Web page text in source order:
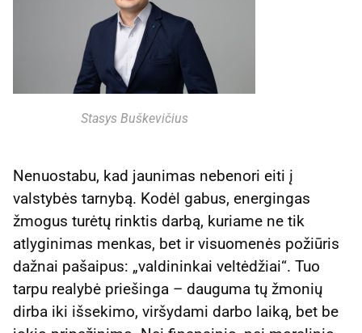
Stasys Buškevičius
Nenuostabu, kad jaunimas nebenori eiti į
valstybės tarnybą. Kodėl gabus, energingas
žmogus turėtų rinktis darbą, kuriame ne tik
atlyginimas menkas, bet ir visuomenės požiūris
dažnai pašaipus: „valdininkai veltėdžiai“. Tuo
tarpu realybė priešinga – dauguma tų žmonių
dirba iki išsekimo, viršydami darbo laiką, bet be